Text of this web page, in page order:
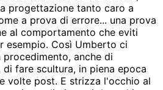
progettazione tanto caro a
a prova di errore... una prova
al comportamento che eviti
esempio. Così Umberto ci
anche di
fare scultura, in piena epoca
volte post. E strizza l'occhio al